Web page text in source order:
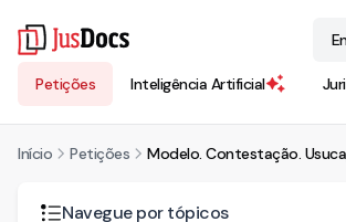
Petições Inteligência Artificial
Início Petições
Navegue por tópicos